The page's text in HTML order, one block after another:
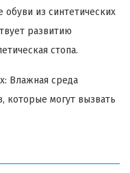
из синтетических
развитию
стопа.
Влажная среда
которые могут вызвать